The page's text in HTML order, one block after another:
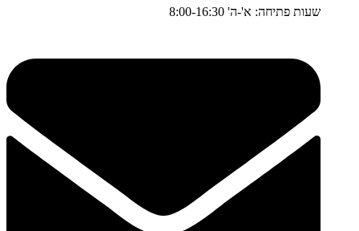
שעות פתיחה: א'-ה' 8:00-16:30